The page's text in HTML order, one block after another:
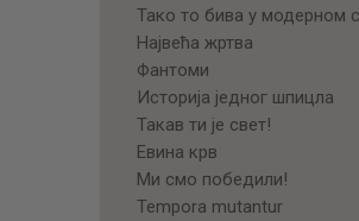
Тако то бива у модерном
Највећа жртва
Фантоми
Историја једног шпицла
Такав ти је свет!
Евина крв
Ми смо победили!
Tempora mutantur